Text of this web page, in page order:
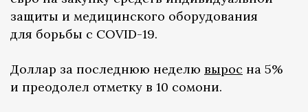
защиты и медицинского оборудования
для борьбы с COVID-19.
Доллар за последнюю неделю вырос на 5%
и преодолел отметку в 10 сомони.